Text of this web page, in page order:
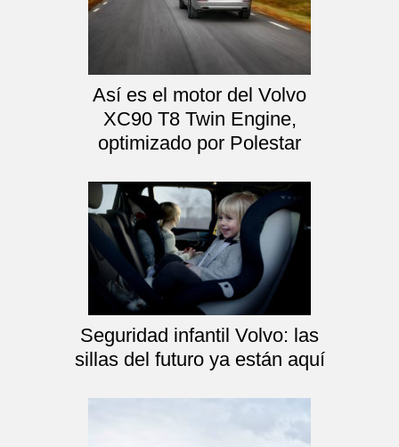
Así es el motor del Volvo
XC90 T8 Twin Engine,
optimizado por Polestar
Seguridad infantil Volvo: las
sillas del futuro ya están aquí